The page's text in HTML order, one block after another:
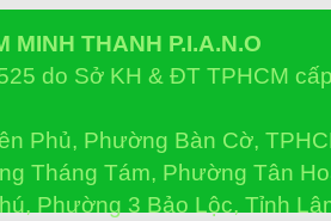
MINH THANH P.I.A.N.O
do Sở KH & ĐT TPHCM
Phủ, Phường Bàn Cờ,
Tháng Tám, Phường Tân
Phường 3 Bảo Lộc, Tỉnh